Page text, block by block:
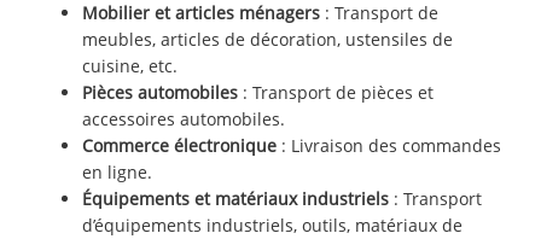
Mobilier et articles ménagers : Transport de
meubles, articles de décoration, ustensiles de
cuisine, etc.
Pièces automobiles : Transport de pièces et
accessoires automobiles.
Commerce électronique : Livraison des commandes
en ligne.
Équipements et matériaux industriels : Transport
d’équipements industriels, outils, matériaux de